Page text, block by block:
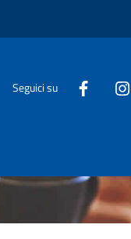
Seguici su